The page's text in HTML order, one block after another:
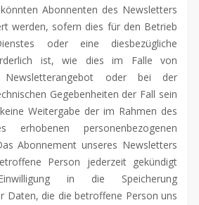
Abonnenten des Newsletters
werden, sofern dies für den Betrieb
oder eine diesbezügliche
ist, wie dies im Falle von
Newsletterangebot oder bei der
Gegebenheiten der Fall sein
Weitergabe der im Rahmen des
erhobenen personenbezogenen
Abonnement unseres Newsletters
Person jederzeit gekündigt
in die Speicherung
Daten, die die betroffene Person uns